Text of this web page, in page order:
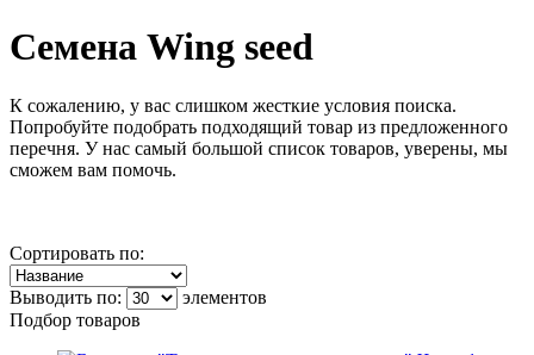
Семена Wing seed
К сожалению, у вас слишком жесткие условия поиска.
Попробуйте подобрать подходящий товар из предложенного
перечня. У нас самый большой список товаров, уверены, мы
сможем вам помочь.
Сортировать по:
Выводить по:
элементов
Подбор товаров